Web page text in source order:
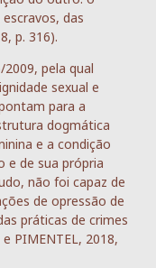
das
p. 316).
pela qual
sexual e
para a
dogmática
e a condição
e de sua própria
não foi capaz de
de opressão de
práticas de crimes
PIMENTEL, 2018,